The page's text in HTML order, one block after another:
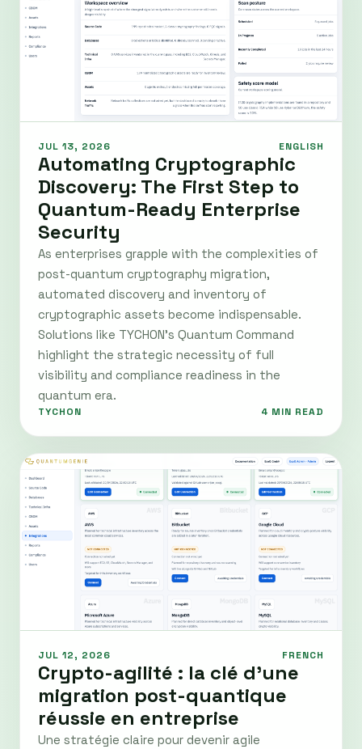
JUL 13, 2026 ENGLISH
Automating Cryptographic
Discovery: The First Step to
Quantum-Ready Enterprise
Security
As enterprises grapple with the complexities of
post-quantum cryptography migration,
automated discovery and inventory of
cryptographic assets become indispensable.
Solutions like TYCHON's Quantum Command
highlight the strategic necessity of full
visibility and compliance readiness in the
quantum era.
TYCHON 4 MIN READ
JUL 12, 2026 FRENCH
Crypto-agilité : la clé d’une
migration post-quantique
réussie en entreprise
Une stratégie claire pour devenir agile